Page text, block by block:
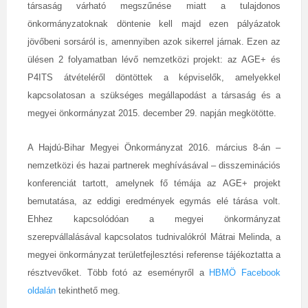
társaság várható megszűnése miatt a tulajdonos
önkormányzatoknak döntenie kell majd ezen pályázatok
jövőbeni sorsáról is, amennyiben azok sikerrel járnak. Ezen az
ülésen 2 folyamatban lévő nemzetközi projekt: az AGE+ és
P4ITS átvételéről döntöttek a képviselők, amelyekkel
kapcsolatosan a szükséges megállapodást a társaság és a
megyei önkormányzat 2015. december 29. napján megkötötte.
A Hajdú-Bihar Megyei Önkormányzat 2016. március 8-án –
nemzetközi és hazai partnerek meghívásával – disszeminációs
konferenciát tartott, amelynek fő témája az AGE+ projekt
bemutatása, az eddigi eredmények egymás elé tárása volt.
Ehhez kapcsolódóan a megyei önkormányzat
szerepvállalásával kapcsolatos tudnivalókról Mátrai Melinda, a
megyei önkormányzat területfejlesztési referense tájékoztatta a
résztvevőket. Több fotó az eseményről a HBMÖ Facebook
oldalán tekinthető meg.